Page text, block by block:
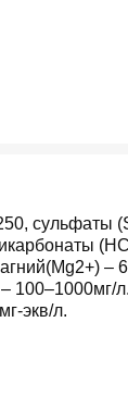
сульфаты
–
100–1000мг/
экв/л.